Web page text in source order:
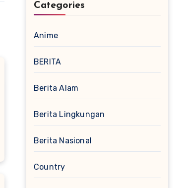
Categories
Anime
BERITA
Berita Alam
Berita Lingkungan
Berita Nasional
Country